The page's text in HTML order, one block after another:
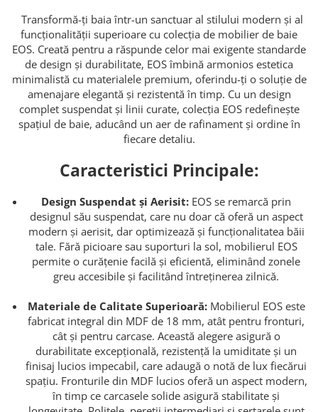
Transformă-ți baia într-un sanctuar al stilului modern și al
funcționalității superioare cu colecția de mobilier de baie
EOS. Creată pentru a răspunde celor mai exigente standarde
de design și durabilitate, EOS îmbină armonios estetica
minimalistă cu materialele premium, oferindu-ți o soluție de
amenajare elegantă și rezistentă în timp. Cu un design
complet suspendat și linii curate, colecția EOS redefinește
spațiul de baie, aducând un aer de rafinament și ordine în
fiecare detaliu.
Caracteristici Principale:
Design Suspendat și Aerisit: EOS se remarcă prin
designul său suspendat, care nu doar că oferă un aspect
modern și aerisit, dar optimizează și funcționalitatea băii
tale. Fără picioare sau suporturi la sol, mobilierul EOS
permite o curățenie facilă și eficientă, eliminând zonele
greu accesibile și facilitând întreținerea zilnică.
Materiale de Calitate Superioară:Mobilierul EOS este
fabricat integral din MDF de 18 mm, atât pentru fronturi,
cât și pentru carcase. Această alegere asigură o
durabilitate excepțională, rezistență la umiditate și un
finisaj lucios impecabil, care adaugă o notă de lux fiecărui
spațiu. Fronturile din MDF lucios oferă un aspect modern,
în timp ce carcasele solide asigură stabilitate și